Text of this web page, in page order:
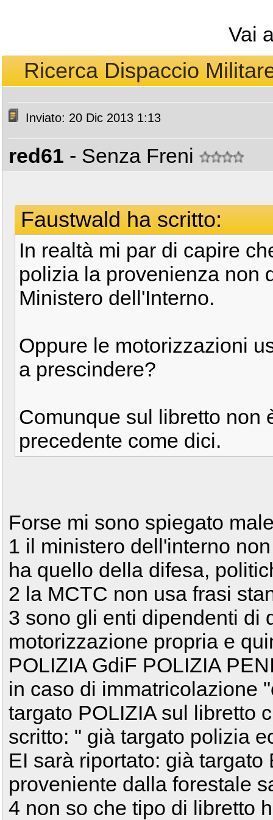
Vai
Ricerca Dispaccio
Inviato: 20 Dic 2013 1:13
red61 - Senza Freni
Faustwald ha scritto:
In realtà mi par di capire
polizia la provenienza non
Ministero dell'Interno.
Oppure le motorizzazioni
a prescindere?
Comunque sul libretto non
precedente come dici.
Forse mi sono spiegato
1 il ministero dell'interno
ha quello della difesa,
2 la MCTC non usa frasi
3 sono gli enti dipendenti di
motorizzazione propria e
POLIZIA GdiF POLIZIA
in caso di immatricolazione
targato POLIZIA sul libretto
scritto: " già targato polizia
EI sarà riportato: già
proveniente dalla forestale
4 non so che tipo di libretto